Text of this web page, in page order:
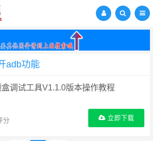
adb功能
调试工具V1.1.0版本操作教程
分 立即下载